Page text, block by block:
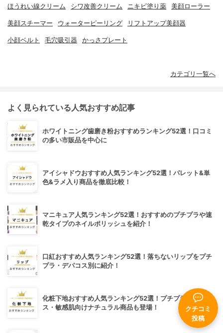
クチコミ
投稿
ほうれい線クリーム シワ改善クリーム ニキビ塗り薬 美顔ローラー
美顔スチーマー ウォーターピーリング リフトアップ美顔器
小顔ベルト 毛穴吸引器 かっさプレート
カテゴリ一覧へ
よく見られている人気おすすめ記事
ホワイトニング歯磨き粉おすすめランキング52選！口コミ
の多い市販品を中心に
アイシャドウおすすめ人気ランキング52選！パレット&単
色&ラメ入り商品を徹底比較！
マニキュア人気ランキング52選！おすすめのプチプラや速
乾タイプのネイルポリッシュを紹介！
口紅おすすめ人気ランキング52選！落ちないリップをプチ
プラ・デパコス別に紹介！
化粧下地おすすめ人気ランキング52選！プチプラ・デパコ
ス・敏感肌向けナチュラル商品も登場！